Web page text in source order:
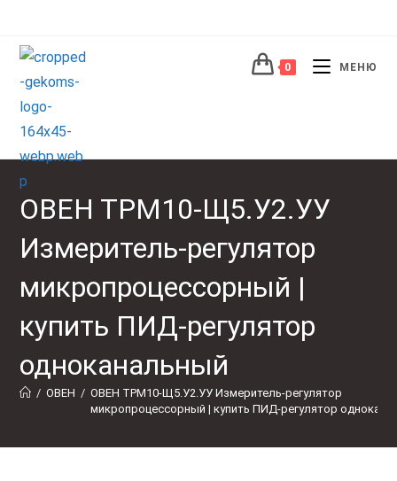
содержимому
0 МЕНЮ
ОВЕН ТРМ10-Щ5.У2.УУ
Измеритель-регулятор
микропроцессорный |
купить ПИД-регулятор
одноканальный
/ ОВЕН / ОВЕН ТРМ10-Щ5.У2.УУ Измеритель-регулятор
микропроцессорный | купить ПИД-регулятор